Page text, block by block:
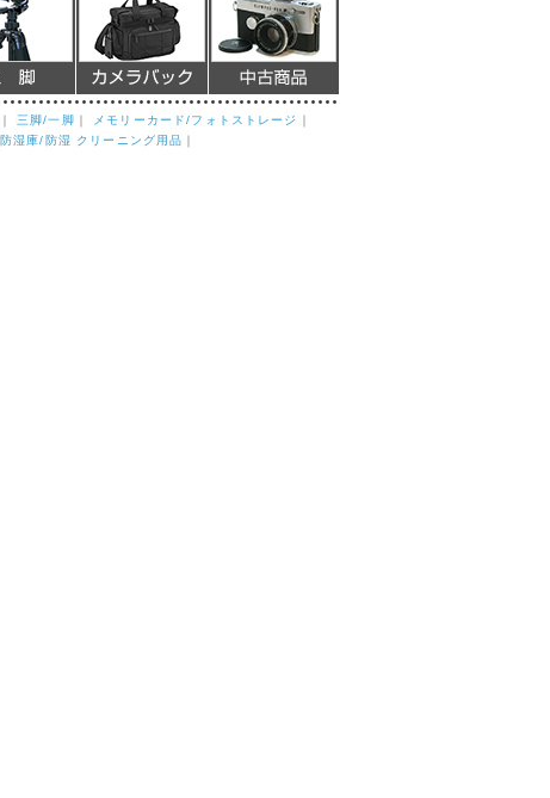
｜ 三脚/一脚 ｜ メモリーカード/フォトストレージ
｜
防湿庫/防湿 クリーニング用品 ｜